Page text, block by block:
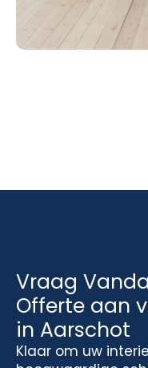
Vraag
Offerte aan
in Aarschot
Klaar om uw